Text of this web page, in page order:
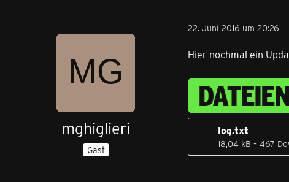
mghiglieri
Gast
22. Juni 2016 um 20:26
Hier nochmal ein
log.txt
18,04 kB – 467